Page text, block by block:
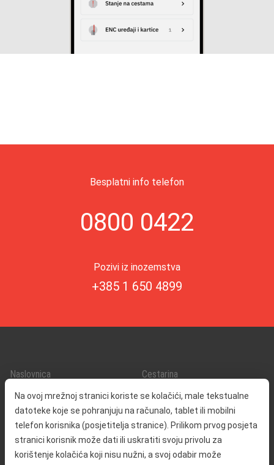
Na ovoj mrežnoj stranici koriste se kolačići, male tekstualne
datoteke koje se pohranjuju na računalo, tablet ili mobilni
telefon korisnika (posjetitelja stranice). Prilikom prvog posjeta
stranici korisnik može dati ili uskratiti svoju privolu za
korištenje kolačića koji nisu nužni, a svoj odabir može
Besplatni info telefon
0800 0422
Pozivi iz inozemstva
+385 1 650 4899
Naslovnica
O nama
Kontakt
Cestarina
Promet i sigurnost
Servisne informacije
Reklamacija